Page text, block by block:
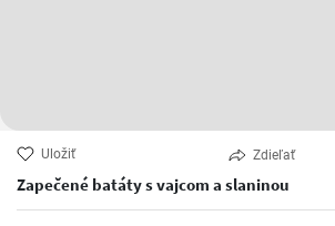
Uložiť Zdieľať
Zapečené batáty s vajcom a slaninou